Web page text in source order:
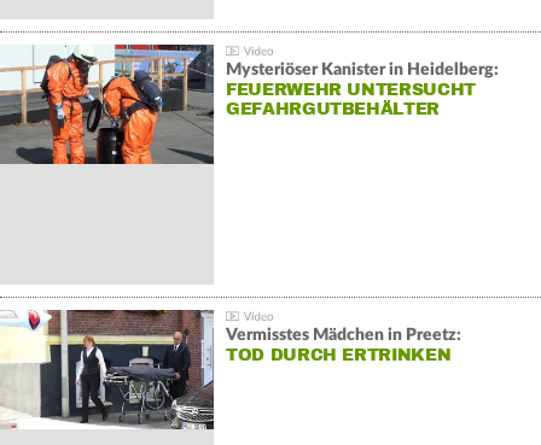
Mysteriöser Kanister in Heidelberg:
FEUERWEHR UNTERSUCHT
GEFAHRGUTBEHÄLTER
Vermisstes Mädchen in Preetz:
TOD DURCH ERTRINKEN